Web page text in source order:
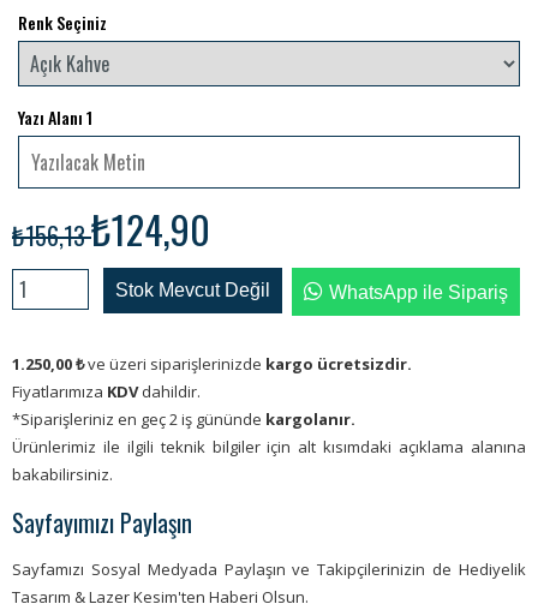
Renk Seçiniz
Yazı Alanı 1
₺156,13₺124,90
Stok Mevcut Değil WhatsApp ile Sipariş
1.250,00₺ve üzeri siparişlerinizde kargo ücretsizdir.
Fiyatlarımıza KDVdahildir.
*Siparişleriniz en geç 2 iş gününde kargolanır.
Ürünlerimiz ile ilgili teknik bilgiler için alt kısımdaki açıklama alanına
bakabilirsiniz.
Sayfayımızı Paylaşın
Sayfamızı Sosyal Medyada Paylaşın ve Takipçilerinizin de Hediyelik
Tasarım & Lazer Kesim'ten Haberi Olsun.